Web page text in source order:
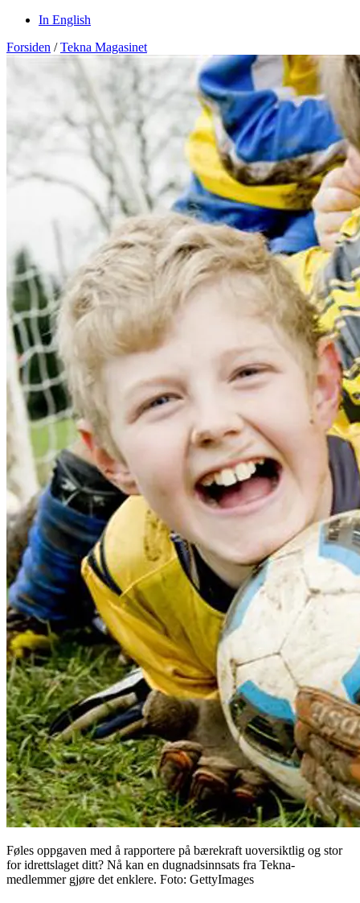
In English
Forsiden / Tekna Magasinet
Føles oppgaven med å rapportere på bærekraft uoversiktlig og stor
for idrettslaget ditt? Nå kan en dugnadsinnsats fra Tekna-
medlemmer gjøre det enklere. Foto: GettyImages